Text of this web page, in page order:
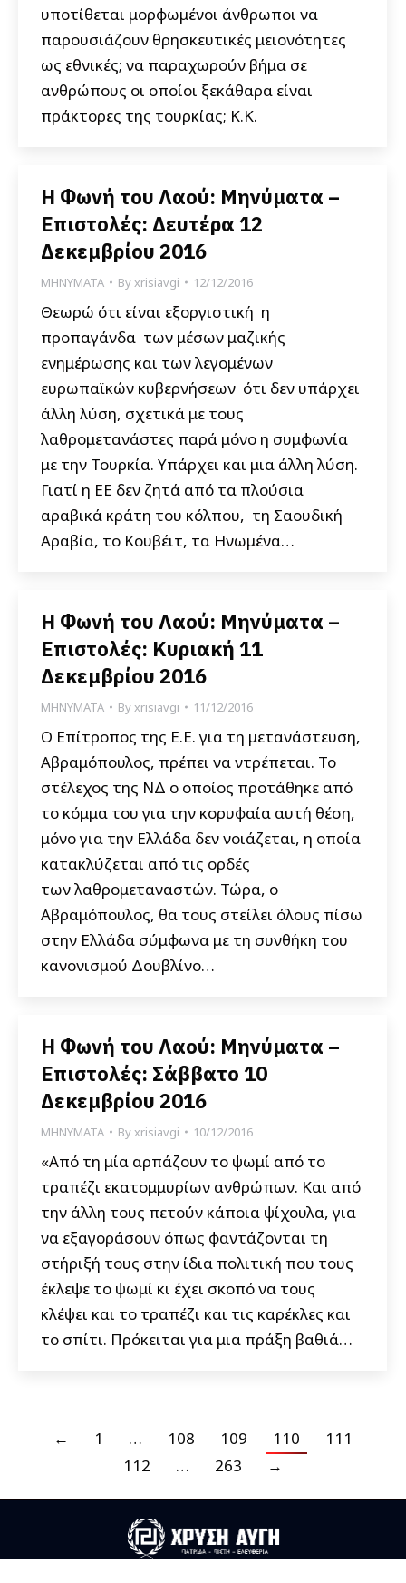
υποτίθεται μορφωμένοι άνθρωποι να
παρουσιάζουν θρησκευτικές μειονότητες
ως εθνικές; να παραχωρούν βήμα σε
ανθρώπους οι οποίοι ξεκάθαρα είναι
πράκτορες της τουρκίας; Κ.Κ.
Η Φωνή του Λαού: Μηνύματα –
Επιστολές: Δευτέρα 12
Δεκεμβρίου 2016
ΜΗΝΥΜΑΤΑ Byxrisiavgi 12/12/2016
Θεωρώ ότι είναι εξοργιστική η
προπαγάνδα των μέσων μαζικής
ενημέρωσης και των λεγομένων
ευρωπαϊκών κυβερνήσεων ότι δεν υπάρχει
άλλη λύση, σχετικά με τους
λαθρομετανάστες παρά μόνο η συμφωνία
με την Τουρκία. Υπάρχει και μια άλλη λύση.
Γιατί η ΕΕ δεν ζητά από τα πλούσια
αραβικά κράτη του κόλπου, τη Σαουδική
Αραβία, το Κουβέιτ, τα Ηνωμένα…
Η Φωνή του Λαού: Μηνύματα –
Επιστολές: Κυριακή 11
Δεκεμβρίου 2016
ΜΗΝΥΜΑΤΑ Byxrisiavgi 11/12/2016
Ο Επίτροπος της Ε.Ε. για τη μετανάστευση,
Αβραμόπουλος, πρέπει να ντρέπεται. Το
στέλεχος της ΝΔ ο οποίος προτάθηκε από
το κόμμα του για την κορυφαία αυτή θέση,
μόνο για την Ελλάδα δεν νοιάζεται, η οποία
κατακλύζεται από τις ορδές
των λαθρομεταναστών. Τώρα, ο
Αβραμόπουλος, θα τους στείλει όλους πίσω
στην Ελλάδα σύμφωνα με τη συνθήκη του
κανονισμού Δουβλίνο…
Η Φωνή του Λαού: Μηνύματα –
Επιστολές: Σάββατο 10
Δεκεμβρίου 2016
ΜΗΝΥΜΑΤΑ Byxrisiavgi 10/12/2016
«Από τη μία αρπάζουν το ψωμί από το
τραπέζι εκατομμυρίων ανθρώπων. Και από
την άλλη τους πετούν κάποια ψίχουλα, για
να εξαγοράσουν όπως φαντάζονται τη
στήριξή τους στην ίδια πολιτική που τους
έκλεψε το ψωμί κι έχει σκοπό να τους
κλέψει και το τραπέζι και τις καρέκλες και
το σπίτι. Πρόκειται για μια πράξη βαθιά…
← 1 … 108 109 110
111
112
… 263 →